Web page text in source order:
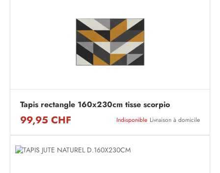
Tapis rectangle 160x230cm tisse scorpio
99,95 CHF Indisponible Livraison à domicile